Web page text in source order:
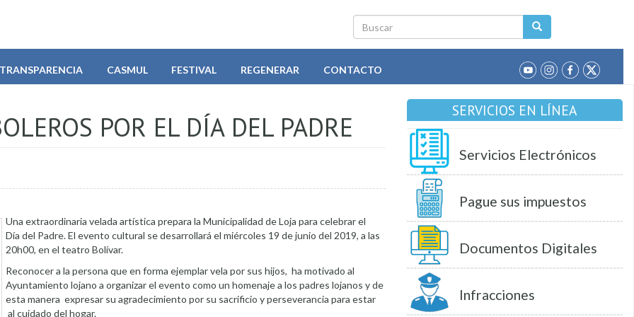
Buscar
TRANSPARENCIA
CASMUL FESTIVAL REGENERAR CONTACTO
POR EL DÍA DEL PADRE
Una extraordinaria velada artística prepara la Municipalidad de Loja para celebrar el
Día del Padre. El evento cultural se desarrollará el miércoles 19 de junio del 2019, a las
20h00, en el teatro Bolívar.
Reconocer a la persona que en forma ejemplar vela por sus hijos, ha motivado al
Ayuntamiento lojano a organizar el evento como un homenaje a los padres lojanos y de
esta manera expresar su agradecimiento por su sacrificio y perseverancia para estar
al cuidado del hogar.
SERVICIOS EN LÍNEA
Servicios Electrónicos
Pague sus impuestos
Documentos Digitales
Infracciones